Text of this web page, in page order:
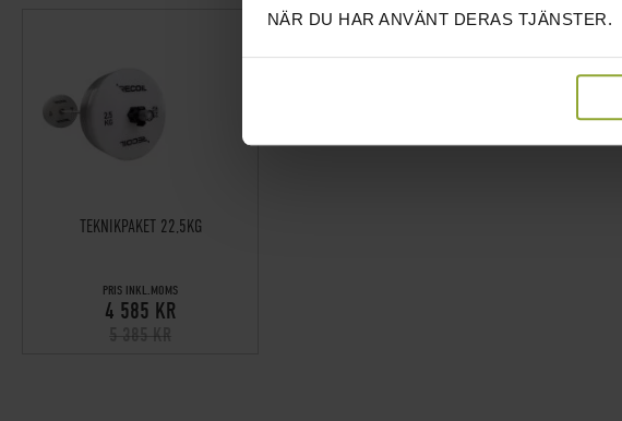
NÄR DU HAR ANVÄNT DERAS TJÄNSTER.
TEKNIKPAKET 22,5KG
PRIS INKL.MOMS
4 585 KR
5 385 KR